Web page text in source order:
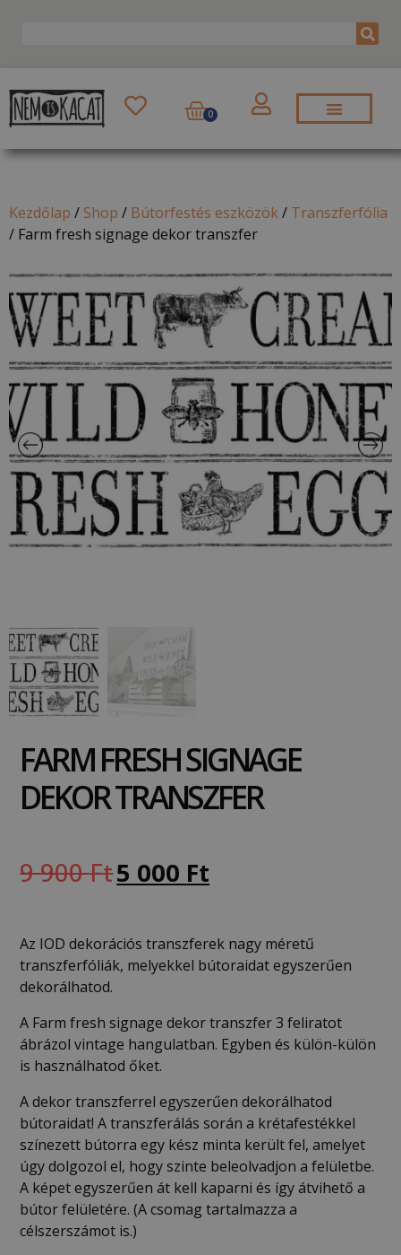
0
Kezdőlap / Shop / Bútorfestés eszközök/ Transzferfólia
/ Farm fresh signage dekor transzfer
FARM FRESH SIGNAGE
DEKOR TRANSZFER
9 900Ft5 000 Ft
Az IOD dekorációs transzferek nagy méretű
transzferfóliák, melyekkel bútoraidat egyszerűen
dekorálhatod.
A Farm fresh signage dekor transzfer 3 feliratot
ábrázol vintage hangulatban. Egyben és külön-külön
is használhatod őket.
A dekor transzferrel egyszerűen dekorálhatod
bútoraidat! A transzferálás során a krétafestékkel
színezett bútorra egy kész minta került fel, amelyet
úgy dolgozol el, hogy szinte beleolvadjon a felületbe.
A képet egyszerűen át kell kaparni és így átvihető a
bútor felületére. (A csomag tartalmazza a
célszerszámot is.)